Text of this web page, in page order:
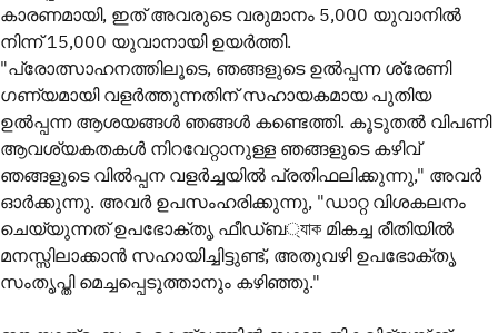
കാരണമായി, ഇത് അവരുടെ വരുമാനം 5,000 യുവാനിൽ
നിന്ന് 15,000 യുവാനായി ഉയർത്തി.
"പ്രോത്സാഹനത്തിലൂടെ, ഞങ്ങളുടെ ഉൽപ്പന്ന ശ്രേണി
ഗണ്യമായി വളർത്തുന്നതിന് സഹായകമായ പുതിയ
ഉൽപ്പന്ന ആശയങ്ങൾ ഞങ്ങൾ കണ്ടെത്തി. കൂടുതൽ വിപണി
ആവശ്യകതകൾ നിറവേറ്റാനുള്ള ഞങ്ങളുടെ കഴിവ്
ഞങ്ങളുടെ വിൽപ്പന വളർച്ചയിൽ പ്രതിഫലിക്കുന്നു," അവർ
ഓർക്കുന്നു. അവർ ഉപസംഹരിക്കുന്നു, "ഡാറ്റ വിശകലനം
ചെയ്യുന്നത് ഉപഭോക്തൃ ഫീഡ്‌ബ্যাক മികച്ച രീതിയിൽ
മനസ്സിലാക്കാൻ സഹായിച്ചിട്ടുണ്ട്, അതുവഴി ഉപഭോക്തൃ
സംതൃപ്തി മെച്ചപ്പെടുത്താനും കഴിഞ്ഞു."